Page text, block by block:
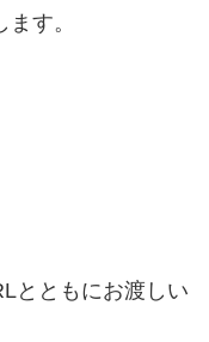
す。
とともにお渡しい